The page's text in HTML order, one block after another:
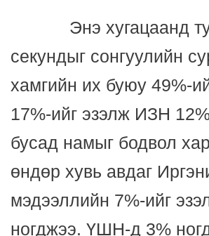
Энэ хугацаанд тус
секундыг сонгуулийн
хамгийн их буюу 49%-
17%-ийг эзэлж ИЗН
бусад намыг бодвол
өндөр хувь авдаг
мэдээллийн 7%-ийг
ногджээ. ҮШН-д 3%